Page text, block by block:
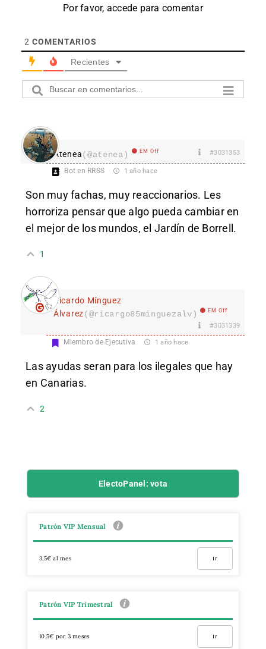
Por favor, accede para comentar
2 COMENTARIOS
Recientes
Atenea(@atenea) EM Off #3031353
Bot en RRSS 1 año hace
Son muy fachas, muy reaccionarios. Les
horroriza pensar que algo pueda cambiar en
el mejor de los mundos, el Jardín de Borrell.
1
Ricardo Mínguez
Álvarez(@ricargo85minguezalv) EM Off
#3031339
Miembro de Ejecutiva 1 año hace
Las ayudas seran para los ilegales que hay
en Canarias.
2
ElectoPanel: vota
Patrón VIP Mensual
3,5€ al mes Ir
Patrón VIP Trimestral
10,5€ por 3 meses Ir